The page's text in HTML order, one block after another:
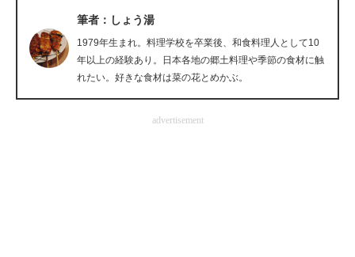
ITエンジニア向け専門サイト
企業向けIT製品の総合サイト
製造業のIT導入・活用を支援
筆者：しょう湯
1979年生まれ。料理学校を卒業後、和食料理人として10
年以上の経験あり。日本各地の郷土料理や季節の食材に触
れたい。好きな食材は菜の花とめかぶ。
advertisement